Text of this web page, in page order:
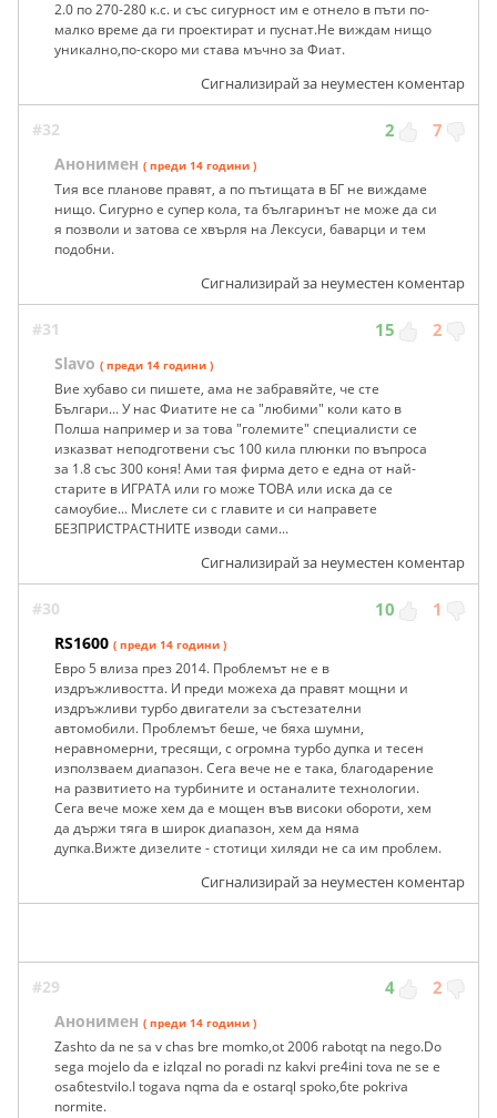
2.0 по 270-280 к.с. и със сигурност им е отнело в пъти по-
малко време да ги проектират и пуснат.Не виждам нищо
уникално,по-скоро ми става мъчно за Фиат.
Сигнализирай за неуместен коментар
#32 2 7
Анонимен ( преди 14 години )
Тия все планове правят, а по пътищата в БГ не виждаме
нищо. Сигурно е супер кола, та българинът не може да си
я позволи и затова се хвърля на Лексуси, баварци и тем
подобни.
Сигнализирай за неуместен коментар
#31 15 2
Slavo ( преди 14 години )
Вие хубаво си пишете, ама не забравяйте, че сте
Българи... У нас Фиатите не са "любими" коли като в
Полша например и за това "големите" специалисти се
изказват неподготвени със 100 кила плюнки по въпроса
за 1.8 със 300 коня! Ами тая фирма дето е една от най-
старите в ИГРАТА или го може ТОВА или иска да се
самоубие... Мислете си с главите и си направете
БЕЗПРИСТРАСТНИТЕ изводи сами...
Сигнализирай за неуместен коментар
#30 10 1
RS1600 ( преди 14 години )
Евро 5 влиза през 2014. Проблемът не е в
издръжливостта. И преди можеха да правят мощни и
издръжливи турбо двигатели за състезателни
автомобили. Проблемът беше, че бяха шумни,
неравномерни, тресящи, с огромна турбо дупка и тесен
използваем диапазон. Сега вече не е така, благодарение
на развитието на турбините и останалите технологии.
Сега вече може хем да е мощен във високи обороти, хем
да държи тяга в широк диапазон, хем да няма
дупка.Вижте дизелите - стотици хиляди не са им проблем.
Сигнализирай за неуместен коментар
#29 4 2
Анонимен ( преди 14 години )
Zashto da ne sa v chas bre momko,ot 2006 rabotqt na nego.Do
sega mojelo da e izlqzal no poradi nz kakvi pre4ini tova ne se e
osa6testvilo.I togava nqma da e ostarql spoko,6te pokriva
normite.